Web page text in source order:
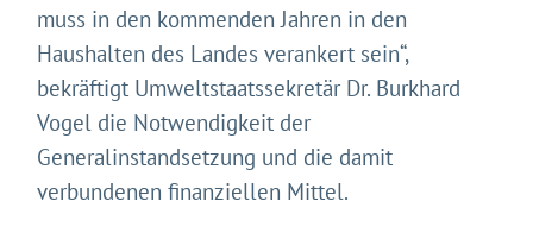
muss in den kommenden Jahren in den
Haushalten des Landes verankert sein“,
bekräftigt Umweltstaatssekretär Dr. Burkhard
Vogel die Notwendigkeit der
Generalinstandsetzung und die damit
verbundenen finanziellen Mittel.